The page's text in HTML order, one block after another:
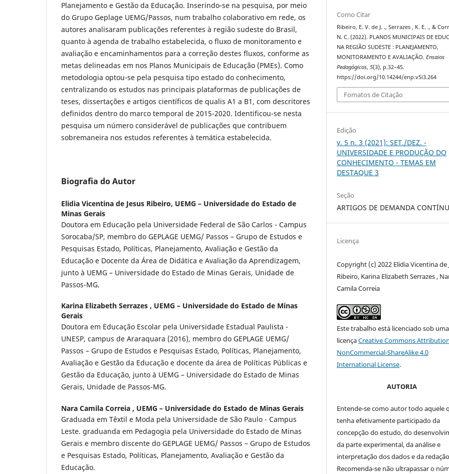
Planejamento e Gestão da Educação. Inserindo-se na pesquisa, por meio
do Grupo Geplage UEMG/Passos, num trabalho colaborativo em rede, os
autores analisaram publicações referentes à região sudeste do Brasil,
quanto à agenda de trabalho estabelecida, o fluxo de monitoramento e
avaliação e encaminhamentos para a correção destes fluxos, conforme as
metas delineadas em nos Planos Municipais de Educação (PMEs). Como
metodologia optou-se pela pesquisa tipo estado do conhecimento,
centralizando os estudos nas principais plataformas de publicações de
teses, dissertações e artigos científicos de qualis A1 a B1, com descritores
definidos dentro do marco temporal de 2015-2020. Identificou-se nesta
pesquisa um número considerável de publicações que contribuem
sobremaneira nos estudos referentes à temática estabelecida.
Biografia do Autor
Elidia Vicentina de Jesus Ribeiro, UEMG – Universidade do Estado de
Minas Gerais
Doutora em Educação pela Universidade Federal de São Carlos - Campus
Sorocaba/SP, membro do GEPLAGE UEMG/ Passos – Grupo de Estudos e
Pesquisas Estado, Políticas, Planejamento, Avaliação e Gestão da
Educação e Docente da Área de Didática e Avaliação da Aprendizagem,
junto à UEMG – Universidade do Estado de Minas Gerais, Unidade de
Passos-MG.
Karina Elizabeth Serrazes , UEMG – Universidade do Estado de Minas
Gerais
Doutora em Educação Escolar pela Universidade Estadual Paulista -
UNESP, campus de Araraquara (2016), membro do GEPLAGE UEMG/
Passos – Grupo de Estudos e Pesquisas Estado, Políticas, Planejamento,
Avaliação e Gestão da Educação e docente da área de Políticas Públicas e
Gestão da Educação, junto à UEMG – Universidade do Estado de Minas
Gerais, Unidade de Passos-MG.
Nara Camila Correia , UEMG – Universidade do Estado de Minas Gerais
Graduada em Têxtil e Moda pela Universidade de São Paulo - Campus
Leste. graduanda em Pedagogia pela Universidade do Estado de Minas
Gerais e membro discente do GEPLAGE UEMG/ Passos – Grupo de Estudos
e Pesquisas Estado, Políticas, Planejamento, Avaliação e Gestão da
Educação.
Como Citar
Ribeiro, E. V. de J. ., Serrazes , K. E. ., &
N. C. (2022). PLANOS MUNICIPAIS DE
NA REGIÃO SUDESTE : PLANEJAMENTO,
MONITORAMENTO E AVALIAÇÃO.Ensaios
Pedagógicos,5(3), p.32–45.
https://doi.org/10.14244/enp.v5i3.264
Fomatos de Citação
Edição
v. 5 n. 3 (2021): SET./DEZ. -
UNIVERSIDADE E PRODUÇÃO DO
CONHECIMENTO - TEMAS EM
DESTAQUE 3
Seção
ARTIGOS DE DEMANDA
Licença
Copyright (c) 2022 Elidia Vicentina de
Ribeiro, Karina Elizabeth Serrazes ,
Camila Correia
Este trabalho está licenciado sob uma
licençaCreative Commons
NonCommercial-ShareAlike 4.0
International License.
AUTORIA
Entende-se como autor todo aquele
tenha efetivamente participado da
concepção do estudo, do
da parte experimental, da análise e
interpretação dos dados e da
Recomenda-se não ultrapassar o